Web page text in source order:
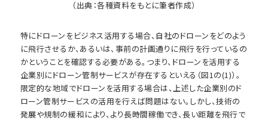
（出典：各種資料をもとに筆者作成）
特にドローンをビジネス活用する場合、自社のドローンをどのよう
に飛行させるか、あるいは、事前の計画通りに飛行を行っているの
かということを確認する必要がある。つまり、ドローンを活用する
企業別にドローン管制サービスが存在するといえる（図1の(1)）。
限定的な地域でドローンを活用する場合は、上述した企業別のド
ローン管制サービスの活用を行えば問題はない。しかし、技術の
発展や規制の緩和により、より長時間稼働でき、長い距離を飛行で